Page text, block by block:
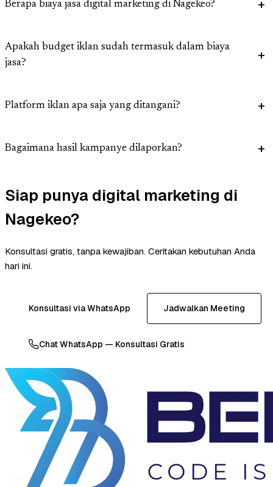
Berapa biaya jasa digital marketing di Nagekeo?
Apakah budget iklan sudah termasuk dalam biaya
jasa?
Platform iklan apa saja yang ditangani?
Bagaimana hasil kampanye dilaporkan?
Siap punya digital marketing di
Nagekeo?
Konsultasi gratis, tanpa kewajiban. Ceritakan kebutuhan Anda
hari ini.
Konsultasi via WhatsApp Jadwalkan Meeting
Chat WhatsApp — Konsultasi Gratis